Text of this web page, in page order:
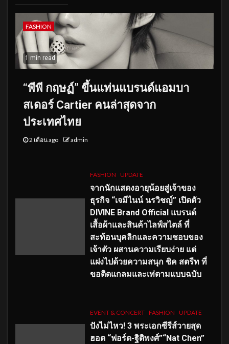
FASHION
1 min read
“พีพี กฤษฏ์” ขึ้นแท่นแบรนด์แอมบา
สเดอร์ Cartier คนล่าสุดจาก
ประเทศไทย
2 เดือน ago admin
FASHION UPDATE
จากนักแสดงอายุน้อยสู่เจ้าของ
ธุรกิจ “เจมีไนน์ นรวิชญ์” เปิดตัว
DIVINE Brand Official แบรนด์
เสื้อผ้าและสินค้าไลฟ์สไตล์ ที่
สะท้อนบุคลิกและความชอบของ
เจ้าตัว ผสานความเรียบง่าย แต่
แฝงไปด้วยความสนุก ชิค สตรีท ที่
ขอติดแกลมและเท่ตามแบบฉบับ
EVENT & CONCERT FASHION UPDATE
ปังไม่ไหว! 3 พระเอกซีรีส์วายสุด
ฮอต “ฟอร์ด-ฐิติพงศ์”“Nat Chen”